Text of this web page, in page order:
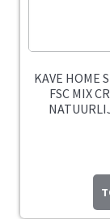
KAVE HOME
FSC MIX